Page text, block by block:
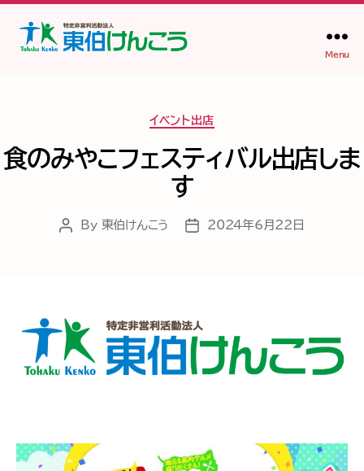
け
Menu
Categories
イベント出店
食のみやこフェスティバル出店しま
す
Post
By 東伯けんこう
Post2024年6月22日